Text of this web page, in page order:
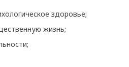
здоровье;
жизнь;